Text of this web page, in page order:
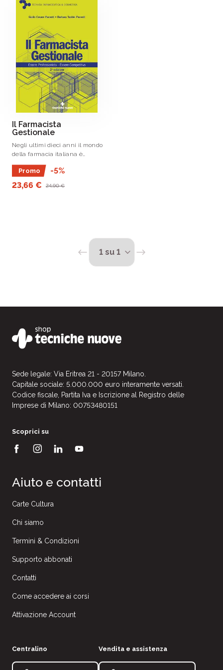
Il Farmacista
Gestionale
Negli ultimi dieci anni il mondo
della farmacia italiana è
cambiato profondamente, ormai
i prodotti di libero acquisto
rappresentano il 50% del giro
d’affari, tanto che la gestione
Promo
-5%
23,66 €
24,90 €
Sede legale: Via Eritrea 21 - 20157 Milano.
Capitale sociale: 5.000.000 euro interamente versati.
Codice fiscale, Partita Iva e Iscrizione al Registro delle
Imprese di Milano: 00753480151
Scoprici su
Aiuto e contatti
Carte Cultura
Chi siamo
Termini & Condizioni
Supporto abbonati
Contatti
Come accedere ai corsi
Attivazione Account
Centralino Vendita e assistenza